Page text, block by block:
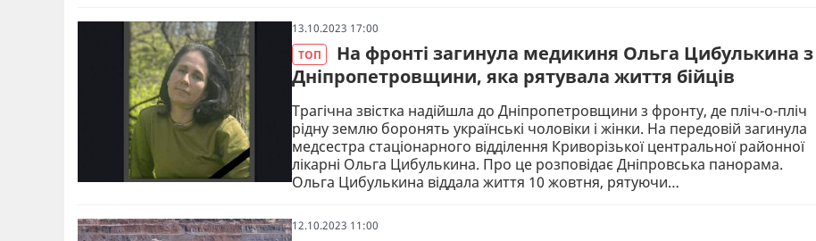
13.10.2023 17:00
ТОП
На фронті загинула медикиня Ольга Цибулькина з
Дніпропетровщини, яка рятувала життя бійців
Трагічна звістка надійшла до Дніпропетровщини з фронту, де пліч-о-пліч
рідну землю боронять українські чоловіки і жінки. На передовій загинула
медсестра стаціонарного відділення Криворізької центральної районної
лікарні Ольга Цибулькина. Про це розповідає Дніпровська панорама.
Ольга Цибулькина віддала життя 10 жовтня, рятуючи…
12.10.2023 11:00